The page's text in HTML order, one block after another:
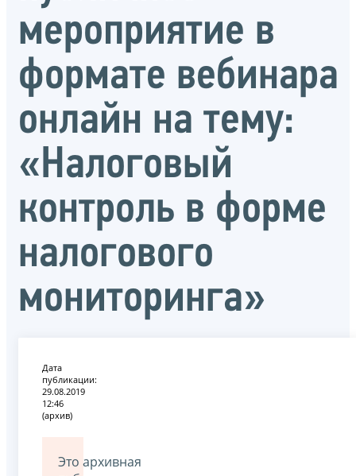
мероприятие в
формате вебинара
онлайн на тему:
«Налоговый
контроль в форме
налогового
мониторинга»
Дата
публикации:
29.08.2019
12:46
(архив)
Это архивная